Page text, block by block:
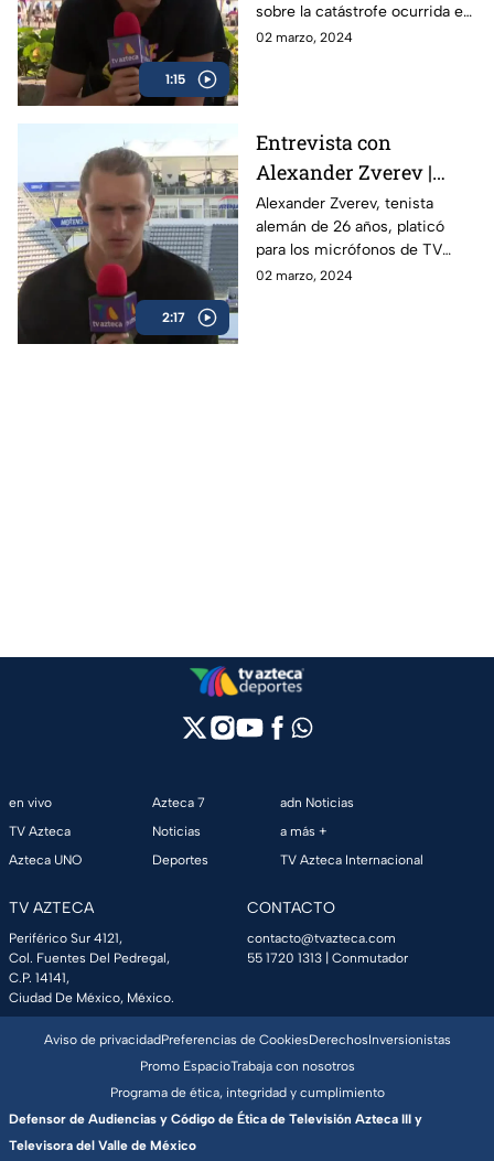
1:15
sobre la catástrofe ocurrida en
Acapulco y como el Abierto
02 marzo, 2024
2:17
Entrevista con
Alexander Zverev |
Abierto Mexicano de
Tenis
Alexander Zverev, tenista
alemán de 26 años, platicó
para los micrófonos de TV
Azteca Deportes durante su
02 marzo, 2024
en vivo
TV Azteca
Azteca UNO
Azteca 7
Noticias
Deportes
adn Noticias
a más +
TV Azteca Internacional
TV AZTECA
Periférico Sur 4121,
Col. Fuentes Del Pedregal,
C.P. 14141,
Ciudad De México, México.
CONTACTO
contacto@tvazteca.com
55 1720 1313 | Conmutador
Aviso de privacidadPreferencias de CookiesDerechosInversionistas
Promo EspacioTrabaja con nosotros
Programa de ética, integridad y cumplimiento
Defensor de Audiencias y Código de Ética de Televisión Azteca III y
Televisora del Valle de México